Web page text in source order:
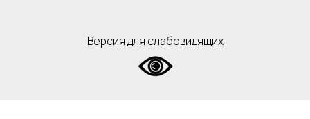
Версия для слабовидящих